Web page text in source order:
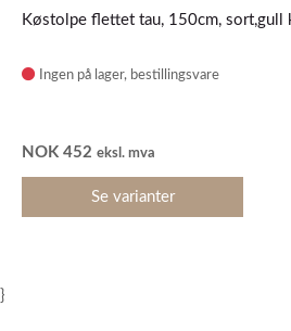
Køstolpe flettet tau, 150cm, sort,gull
Ingen på lager
NOK 452 eksl. mva
Se varianter
}